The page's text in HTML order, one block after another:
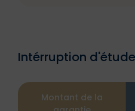
Intérruption
Montant de la